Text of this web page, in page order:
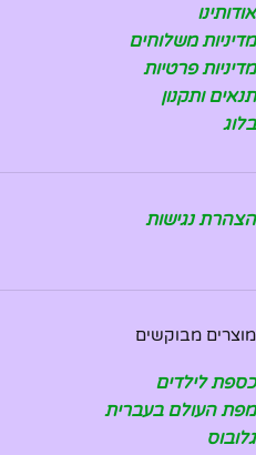
אודותינו
מדיניות משלוחים
מדיניות פרטיות
תנאים ותקנון
בלוג
הצהרת נגישות
מוצרים מבוקשים
כספת לילדים
מפת העולם בעברית
גלובוס